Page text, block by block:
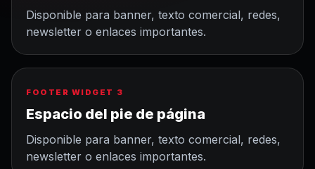
Disponible para banner, texto comercial, redes,
newsletter o enlaces importantes.
FOOTER WIDGET 3
Espacio del pie de página
Disponible para banner, texto comercial, redes,
newsletter o enlaces importantes.